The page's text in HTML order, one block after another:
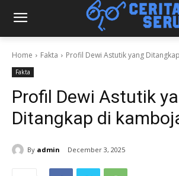
Home Fakta Profil Dewi Astutik yang
Fakta
Profil Dewi Astutik
Ditangkap di
By admin December 3, 2025